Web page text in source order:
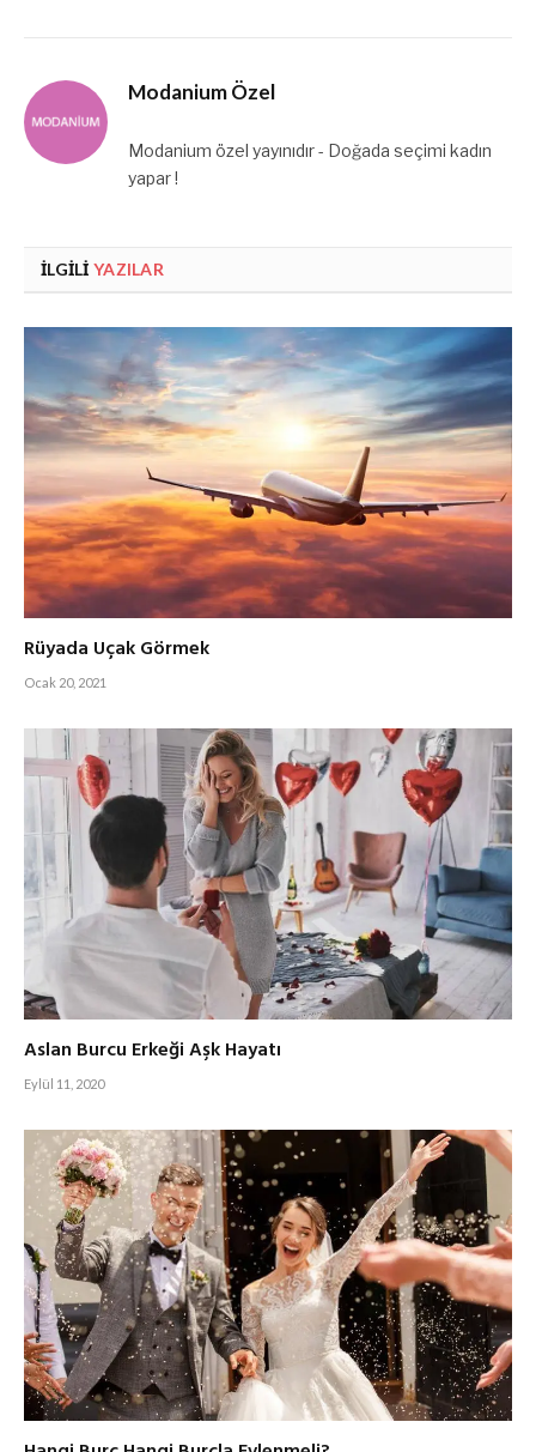
Modanium Özel
Modanium özel yayınıdır - Doğada seçimi kadın
yapar !
İLGILI YAZILAR
Rüyada Uçak Görmek
Ocak 20, 2021
Aslan Burcu Erkeği Aşk Hayatı
Eylül 11, 2020